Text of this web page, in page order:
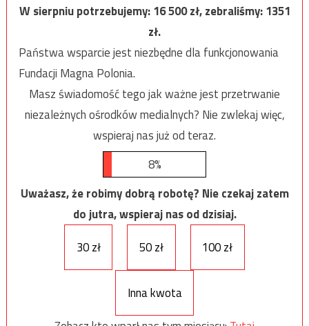
W sierpniu potrzebujemy:16 500zł, zebraliśmy:1351
zł.
Państwa wsparcie jest niezbędne dla funkcjonowania
Fundacji Magna Polonia.
Masz świadomość tego jak ważne jest przetrwanie
niezależnych ośrodków medialnych? Nie zwlekaj więc,
wspieraj nas już od teraz.
8%
Uważasz, że robimy dobrą robotę? Nie czekaj zatem
do jutra, wspieraj nas od dzisiaj.
30 zł
50 zł 100 zł
Inna kwota